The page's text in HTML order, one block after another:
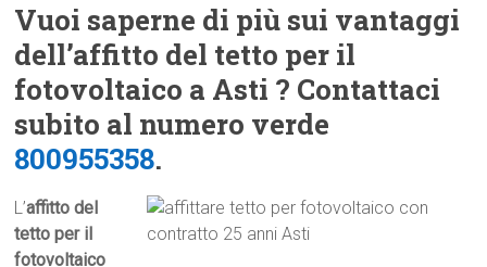
Vuoi saperne di più sui vantaggi
dell’affitto del tetto per il
fotovoltaico a Asti ? Contattaci
subito al numero verde
800955358.
L’affitto del
tetto per il
fotovoltaico